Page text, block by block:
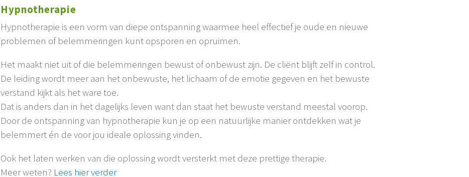
Hypnotherapie
Hypnotherapie is een vorm van diepe ontspanning waarmee heel effectief je oude en nieuwe
problemen of belemmeringen kunt opsporen en opruimen.
Het maakt niet uit of die belemmeringen bewust of onbewust zijn. De cliënt blijft zelf in control.
De leiding wordt meer aan het onbewuste, het lichaam of de emotie gegeven en het bewuste
verstand kijkt als het ware toe.
Dat is anders dan in het dagelijks leven want dan staat het bewuste verstand meestal voorop.
Door de ontspanning van hypnotherapie kun je op een natuurlijke manier ontdekken wat je
belemmert én de voor jou ideale oplossing vinden.
Ook het laten werken van die oplossing wordt versterkt met deze prettige therapie.
Meer weten? Lees hier verder